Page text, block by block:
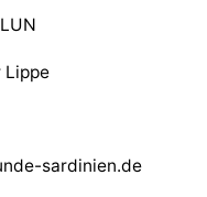
Lippe
sardinien.de